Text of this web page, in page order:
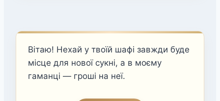
Вітаю! Нехай у твоїй шафі завжди буде
місце для нової сукні, а в моєму
гаманці — гроші на неї.